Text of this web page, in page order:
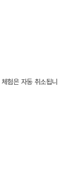
험은 자동 취소됩니